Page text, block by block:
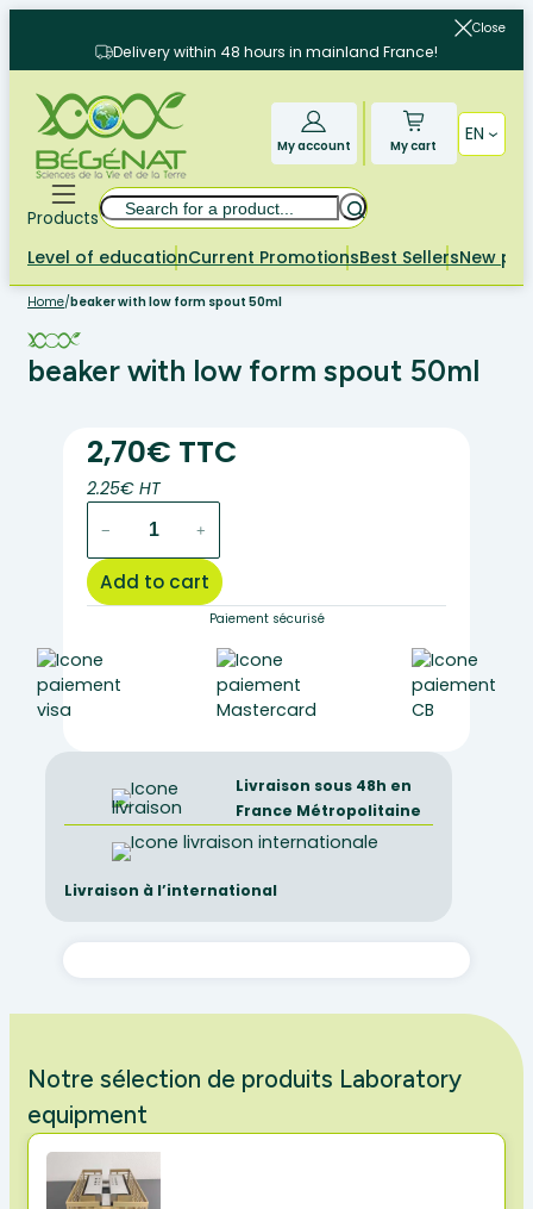
content
Close
Delivery within 48 hours in mainland France!
My account My cart
EN
Products
Search
Level of educationCurrent PromotionsBest SellersNew
Home/beaker with low form spout 50ml
beaker with low form spout 50ml
2,70€ TTC
2.25€ HT
low
form
quantity
− +
Add to cart
Paiement sécurisé
Livraison sous 48h en
France Métropolitaine
Livraison à l’international
Notre sélection de produits Laboratory
equipment